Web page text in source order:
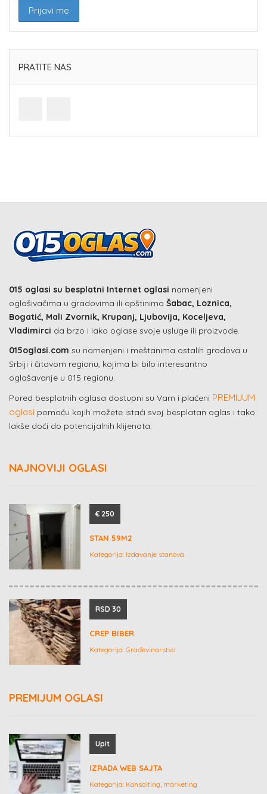
PRATITE NAS
015 oglasi su besplatni Internet oglasi namenjeni
oglašivačima u gradovima ili opštinima Šabac, Loznica,
Bogatić, Mali Zvornik, Krupanj, Ljubovija, Koceljeva,
Vladimirci da brzo i lako oglase svoje usluge ili proizvode.
015oglasi.com su namenjeni i meštanima ostalih gradova u
Srbiji i čitavom regionu, kojima bi bilo interesantno
oglašavanje u 015 regionu.
Pored besplatnih oglasa dostupni su Vam i plaćeni PREMIJUM
oglasi pomoću kojih možete istaći svoj besplatan oglas i tako
lakše doći do potencijalnih klijenata.
NAJNOVIJI OGLASI
€ 250
STAN 59M2
Kategorija: Izdavanje stanova
RSD 30
CREP BIBER
Kategorija: Građevinarstvo
PREMIJUM OGLASI
Upit
IZRADA WEB SAJTA
Kategorija: Konsalting, marketing